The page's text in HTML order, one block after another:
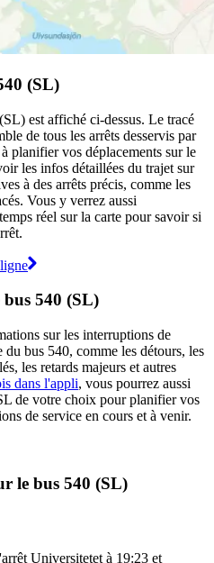
(SL)
est affiché ci-dessus. Le tracé
de tous les arrêts desservis par
planifier vos déplacements sur le
les infos détaillées du trajet sur
à des arrêts précis, comme les
Vous y verrez aussi
réel sur la carte pour savoir si
bus 540 (SL)
sur les interruptions de
bus 540, comme les détours, les
les retards majeurs et autres
dans l'appli, vous pourrez aussi
de votre choix pour planifier vos
de service en cours et à venir.
le bus 540 (SL)
Universitetet à 19:23 et